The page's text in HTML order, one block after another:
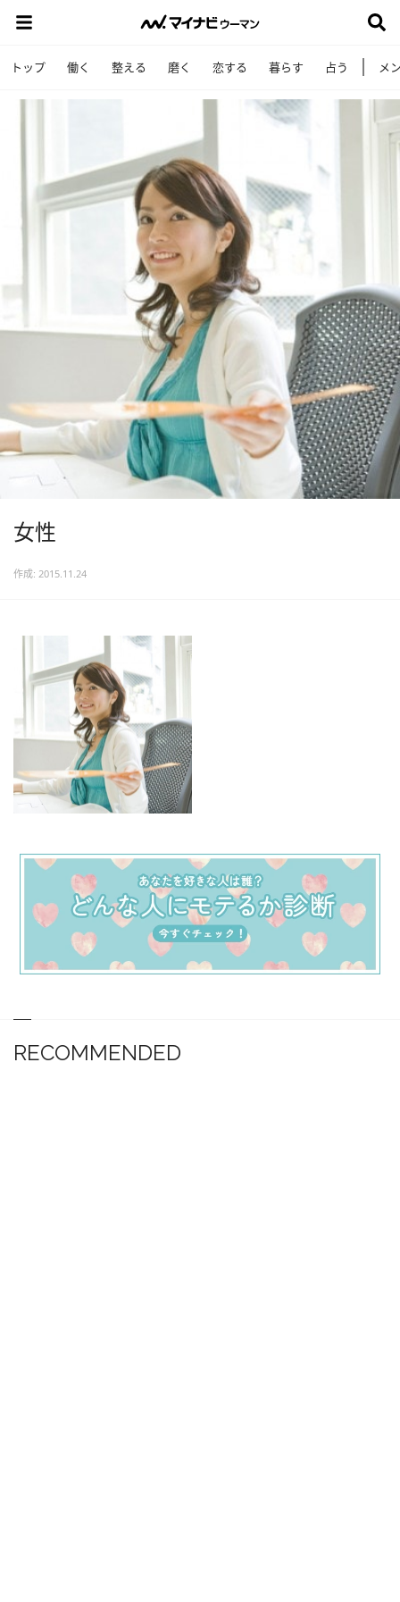
トップ 働く 整える 磨く 恋する 暮らす 占う メ
女性
作成: 2015.11.24
RECOMMENDED